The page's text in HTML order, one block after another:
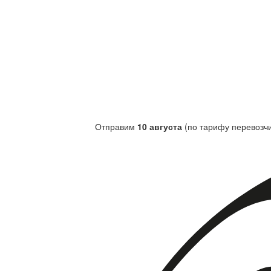
Отправим 10 августа (по тарифу